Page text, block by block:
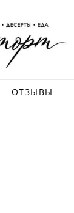
ОТЗЫВЫ